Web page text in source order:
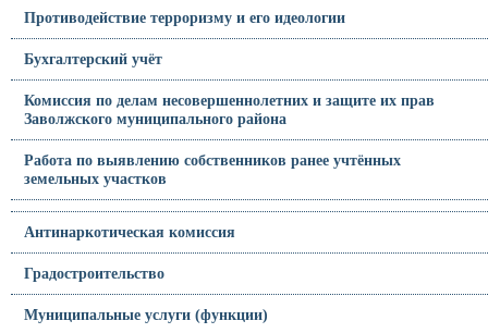
Противодействие терроризму и его идеологии
Бухгалтерский учёт
Комиссия по делам несовершеннолетних и защите их прав
Заволжского муниципального района
Работа по выявлению собственников ранее учтённых
земельных участков
Антинаркотическая комиссия
Градостроительство
Муниципальные услуги (функции)